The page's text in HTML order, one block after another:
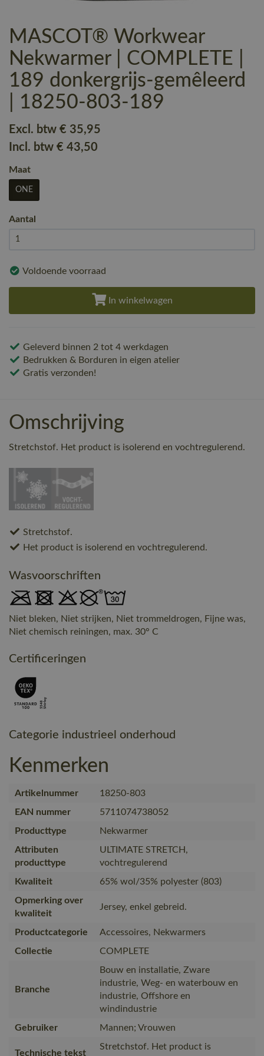
MASCOT® Workwear
Nekwarmer | COMPLETE |
189 donkergrijs-gemêleerd
| 18250-803-189
Excl. btw € 35,95
Incl. btw € 43,50
Maat
ONE
Aantal
Voldoende voorraad
In winkelwagen
Geleverd binnen 2 tot 4 werkdagen
Bedrukken & Borduren in eigen atelier
Gratis verzonden!
Omschrijving
Stretchstof. Het product is isolerend en vochtregulerend.
Stretchstof.
Het product is isolerend en vochtregulerend.
Wasvoorschriften
Niet bleken, Niet strijken, Niet trommeldrogen, Fijne was,
Niet chemisch reiningen, max. 30° C
Certificeringen
Categorie industrieel onderhoud
Kenmerken
Artikelnummer
18250-803
EAN nummer
5711074738052
Producttype
Nekwarmer
Attributen
producttype
ULTIMATE STRETCH,
vochtregulerend
Kwaliteit
65% wol/35% polyester (803)
Opmerking over
kwaliteit
Jersey, enkel gebreid.
Productcategorie
Accessoires, Nekwarmers
Collectie
COMPLETE
Branche
Bouw en installatie, Zware
industrie, Weg- en waterbouw en
industrie, Offshore en
windindustrie
Gebruiker
Mannen; Vrouwen
Technische tekst
Stretchstof. Het product is